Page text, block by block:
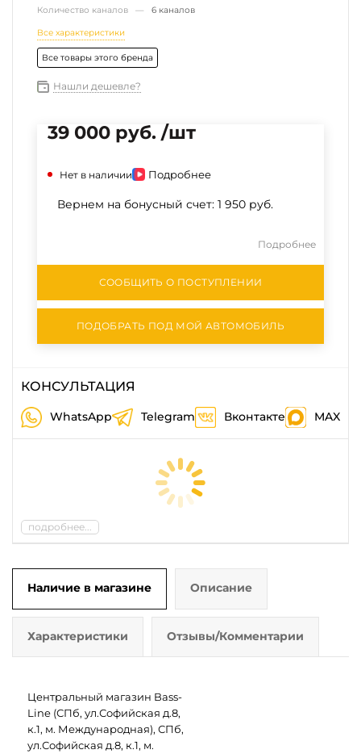
Количество каналов — 6 каналов
Все характеристики
Все товары этого бренда
Нашли дешевле?
39 000 руб. /шт
Нет в наличии Подробнее
Вернем на бонусный счет: 1 950 руб.
Подробнее
СООБЩИТЬ О ПОСТУПЛЕНИИ
ПОДОБРАТЬ ПОД МОЙ АВТОМОБИЛЬ
КОНСУЛЬТАЦИЯ
WhatsApp Telegram Вконтакте MAX
подробнее...
Наличие в магазине Описание
Характеристики Отзывы/Комментарии
Центральный магазин Bass-
Line (СПб, ул.Софийская д.8,
к.1, м. Международная), СПб,
ул.Софийская д.8, к.1, м.